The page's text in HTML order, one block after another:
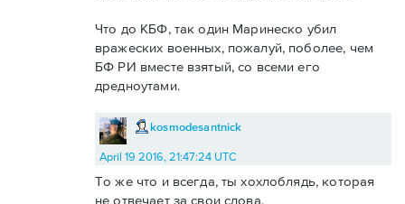
Что до КБФ, так один Маринеско убил
вражеских военных, пожалуй, поболее, чем
БФ РИ вместе взятый, со всеми его
дредноутами.
kosmodesantnick
April 19 2016, 21:47:24 UTC
То же что и всегда, ты хохлоблядь, которая
не отвечает за свои слова.